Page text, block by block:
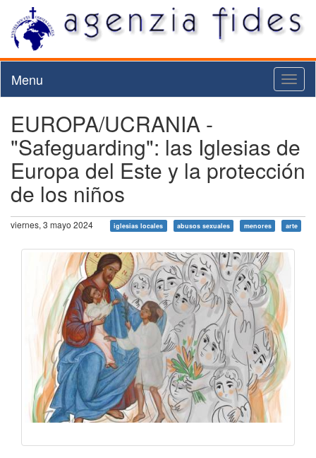
Menu
EUROPA/UCRANIA -
"Safeguarding": las Iglesias de
Europa del Este y la protección
de los niños
viernes, 3 mayo 2024 iglesias locales abusos sexuales menores arte